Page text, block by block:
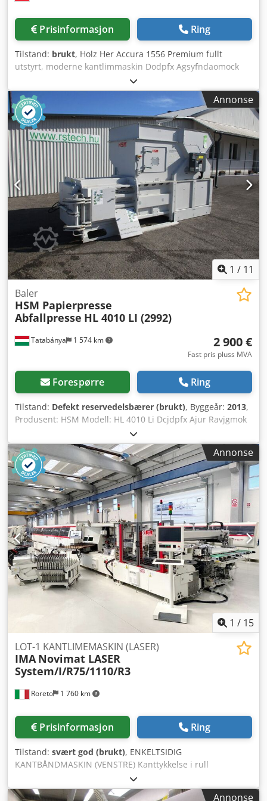
favorittfarge? Ikke noe problem ... vi har tilgang til over 500
flere lastebiler i USA og Canada, nye og brukte i alle
lakkverkstedene i Tyskland. Kontakt for rådgivning og et
gratis tilbud. Vi ser frem til din henvendelse! Merk: Besøk
Prisinformasjon Ring
Tilstand: brukt, Holz Her Accura 1556 Premium fullt
utstyrt, moderne kantlimmaskin Dodpfx Agsyfndaomock
Førstegangslevering 2021 Maskinen er i TOPP STAND
Leveres fra lager i Lieboch
Annonse
1 / 11
Tatabánya 1 574 km
Baler
HSM Papierpresse
Abfallpresse HL 4010 LI (2992)
2 900 €
Fast pris pluss MVA
Forespørre Ring
Tilstand: Defekt reservedelsbærer (brukt), Byggeår: 2013,
Produsent: HSM Modell: HL 4010 Li Dcjdpfx Ajur Ravjgmok
Årsmodell: 2013 Utstyret er ufullstendig og selges som
deler. Feil/mangler: - Hydraulikkpumpe mangler - Kontroll
mangler - Strømforsyning mangler
Annonse
1 / 15
Roreto 1 760 km
LOT-1 KANTLIMEMASKIN (LASER)
IMA Novimat LASER
System/I/R75/1110/R3
Prisinformasjon Ring
Tilstand: svært god (brukt), ENKELTSIDIG
KANTBÅNDMASKIN (VENSTRE) Kanttykkelse i rull
(min/maks) mm 0,3 / 3 – i lister / strimler mm maks 1 Plate
tykkelse (min/maks) mm 14 / 60 (LASER – Maks 50) Styring
Annonse